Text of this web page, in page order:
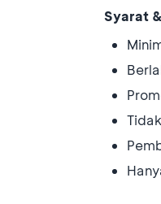
Syarat